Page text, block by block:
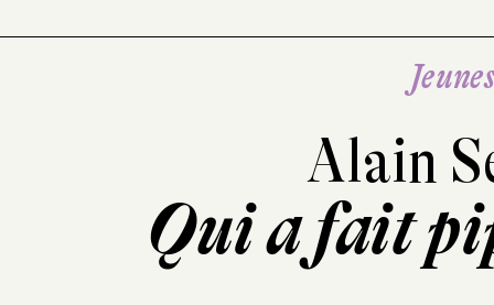
Alain
Qui a fait